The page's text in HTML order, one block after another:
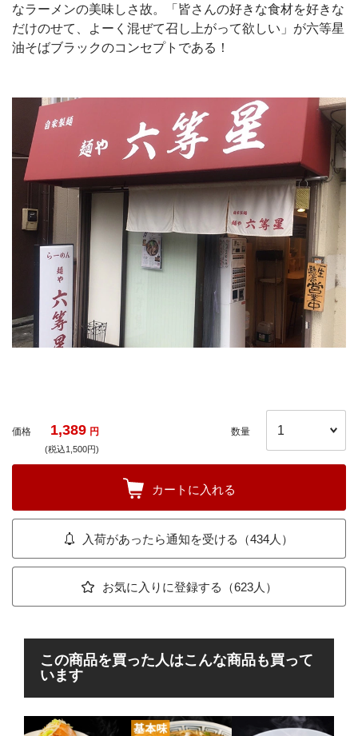
なラーメンの美味しさ故。「皆さんの好きな食材を好きな
だけのせて、よーく混ぜて召し上がって欲しい」が六等星
油そばブラックのコンセプトである！
価格 1,389 円
(税込1,500円)
数量
カートに入れる
入荷があったら通知を受ける（434人）
お気に入りに登録する（623人）
この商品を買った人はこんな商品も買って
います